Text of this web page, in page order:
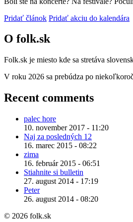
Pridať článok Pridať akciu do kalendára
O folk.sk
Folk.sk je miesto kde sa stretáva
V roku 2026 sa prebúdza po
Recent comments
palec hore
10. november 2017 - 11:20
Naj za posledných 12
16. marec 2015 - 08:22
zima
16. február 2015 - 06:51
Stiahnite si bulletin
27. august 2014 - 17:19
Peter
26. august 2014 - 08:20
© 2026 folk.sk